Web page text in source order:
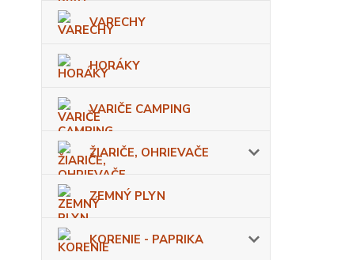
VARECHY
HORÁKY
VARIČE CAMPING
ŽIARIČE, OHRIEVAČE
ZEMNÝ PLYN
KORENIE - PAPRIKA